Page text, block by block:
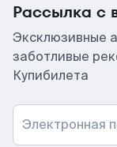
Рассылка с
Эксклюзивные
заботливые
Купибилета
Электронная